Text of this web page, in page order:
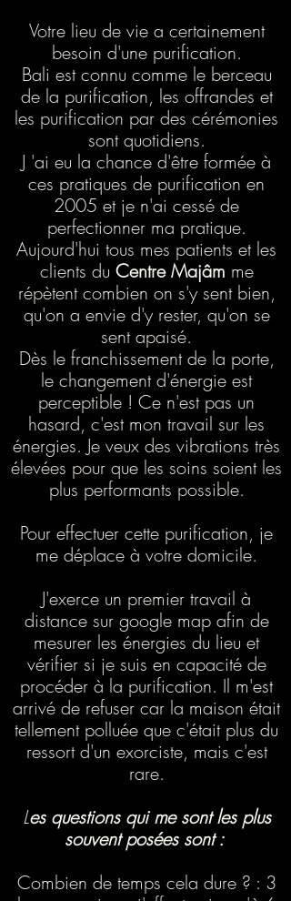
Votre lieu de vie a certainement
besoin d'une purification.
Bali est connu comme le berceau
de la purification, les offrandes et
les purification par des cérémonies
sont quotidiens.
J 'ai eu la chance d'être formée à
ces pratiques de purification en
2005 et je n'ai cessé de
perfectionner ma pratique.
Aujourd'hui tous mes patients et les
clients du Centre Majâm me
répètent combien on s'y sent bien,
qu'on a envie d'y rester, qu'on se
sent apaisé.
Dès le franchissement de la porte,
le changement d'énergie est
perceptible ! Ce n'est pas un
hasard, c'est mon travail sur les
énergies. Je veux des vibrations très
élevées pour que les soins soient les
plus performants possible.
Pour effectuer cette purification, je
me déplace à votre domicile.
J'exerce un premier travail à
distance sur google map afin de
mesurer les énergies du lieu et
vérifier si je suis en capacité de
procéder à la purification. Il m'est
arrivé de refuser car la maison était
tellement polluée que c'était plus du
ressort d'un exorciste, mais c'est
rare.
Les questions qui me sont les plus
souvent posées sont :
Combien de temps cela dure ? : 3